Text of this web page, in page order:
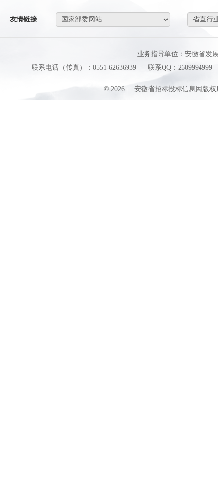
友情链接
业务指导单位：安徽省发
联系电话（传真）：0551-62636939
联系QQ：2609994999
© 2026 安徽省招标投标信息网版